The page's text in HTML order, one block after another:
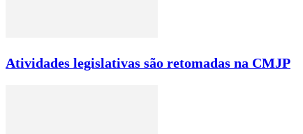
Atividades legislativas são retomadas na CMJP